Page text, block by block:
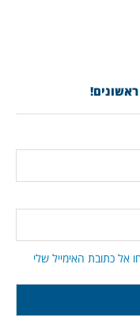
אל כתובת האימייל שלי